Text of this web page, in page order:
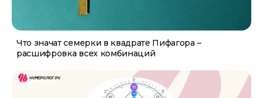
Что значат семерки в квадрате Пифагора –
расшифровка всех комбинаций